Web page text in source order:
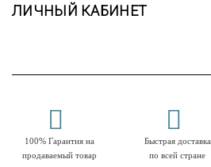
ЛИЧНЫЙ КАБИНЕТ
100% Гарантия на
продаваемый товар
Быстрая доставка
по всей стране